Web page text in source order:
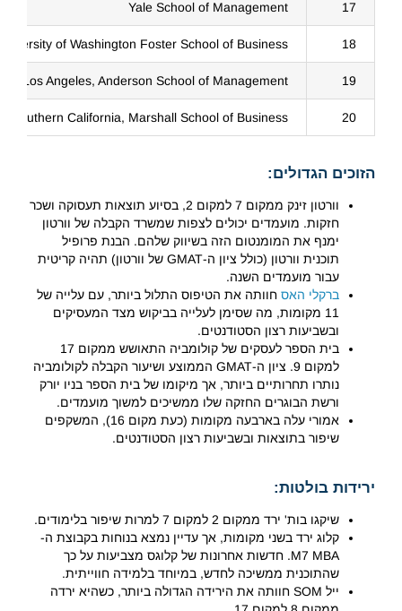
17
Yale School of Management
18
of Washington Foster School of Business
19
Los Angeles, Anderson School of Management
20
Southern California, Marshall School of Business
הזוכים הגדולים:
וורטון זינק ממקום 7 למקום 2, בסיוע תוצאות תעסוקה ושכר
חזקות. מועמדים יכולים לצפות שמשרד הקבלה של וורטון
ימנף את המומנטום הזה בשיווק שלהם. הבנת פרופיל
תוכנית וורטון (כולל ציון ה-GMAT של וורטון) תהיה קריטית
עבור מועמדים השנה.
ברקלי האס חוותה את הטיפוס התלול ביותר, עם עלייה של
11 מקומות, מה שסימן לעלייה בביקוש מצד המעסיקים
ובשביעות רצון הסטודנטים.
בית הספר לעסקים של קולומביה התאושש ממקום 17
למקום 9. ציון ה-GMAT הממוצע ושיעור הקבלה לקולומביה
נותרו תחרותיים ביותר, אך מיקומו של בית הספר בניו יורק
ורשת הבוגרים החזקה שלו ממשיכים למשוך מועמדים.
אמורי עלה בארבעה מקומות (כעת מקום 16), המשקפים
שיפור בתוצאות ובשביעות רצון הסטודנטים.
ירידות בולטות:
שיקגו בות' ירד ממקום 2 למקום 7 למרות שיפור בלימודים.
קלוג ירד בשני מקומות, אך עדיין נמצא בנוחות בקבוצת ה-
M7 MBA. חדשות אחרונות של קלוגס מצביעות על כך
שהתוכנית ממשיכה לחדש, במיוחד בלמידה חווייתית.
ייל SOM חוותה את הירידה הגדולה ביותר, כשהיא ירדה